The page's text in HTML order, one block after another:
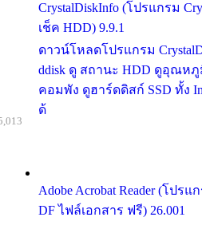
CrystalDiskInfo (โปรแกรม
เช็ค HDD) 9.9.1
ดาวน์โหลดโปรแกรม
ddisk ดู สถานะ HDD ดูอุณหภู
คอมพัง ดูฮาร์ดดิสก์ SSD ทั้ง
ด้
Adobe Acrobat Reader (โปร
DF ไฟล์เอกสาร ฟรี) 26.001